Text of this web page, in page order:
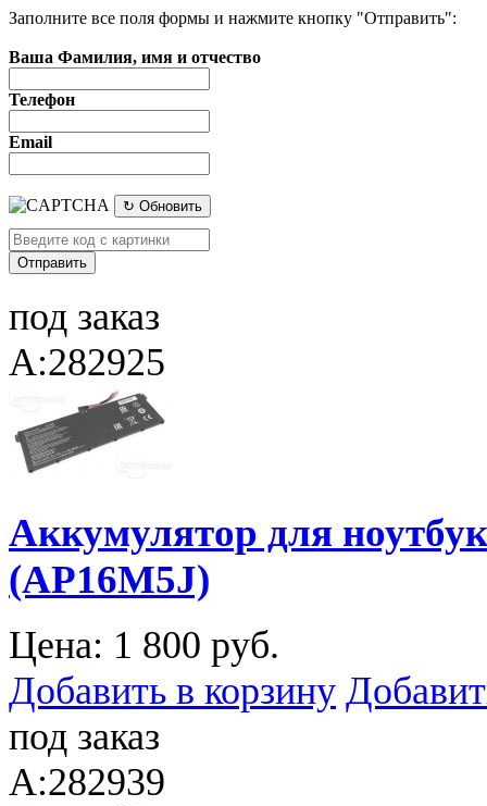
Заполните все поля формы и нажмите кнопку "Отправить":
Ваша Фамилия, имя и отчество
Телефон
Email
↻ Обновить
под заказ
A:282925
Аккумулятор для
(AP16M5J)
Цена: 1 800 руб.
Добавить в корзину
под заказ
A:282939